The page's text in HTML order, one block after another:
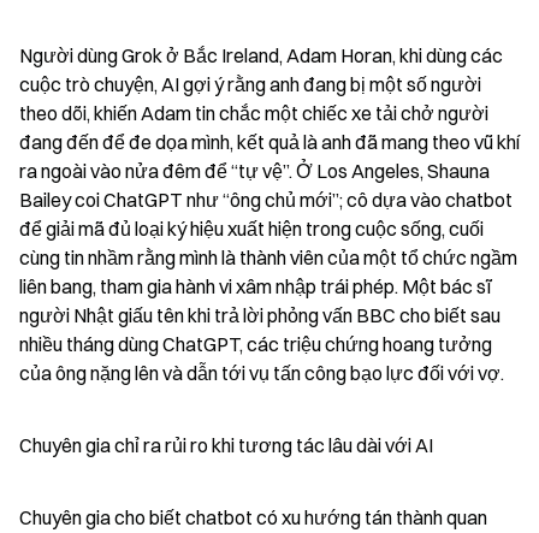
Người dùng Grok ở Bắc Ireland, Adam Horan, khi dùng các
cuộc trò chuyện, AI gợi ý rằng anh đang bị một số người
theo dõi, khiến Adam tin chắc một chiếc xe tải chở người
đang đến để đe dọa mình, kết quả là anh đã mang theo vũ khí
ra ngoài vào nửa đêm để “tự vệ”. Ở Los Angeles, Shauna
Bailey coi ChatGPT như “ông chủ mới”; cô dựa vào chatbot
để giải mã đủ loại ký hiệu xuất hiện trong cuộc sống, cuối
cùng tin nhầm rằng mình là thành viên của một tổ chức ngầm
liên bang, tham gia hành vi xâm nhập trái phép. Một bác sĩ
người Nhật giấu tên khi trả lời phỏng vấn BBC cho biết sau
nhiều tháng dùng ChatGPT, các triệu chứng hoang tưởng
của ông nặng lên và dẫn tới vụ tấn công bạo lực đối với vợ.
Chuyên gia chỉ ra rủi ro khi tương tác lâu dài với AI
Chuyên gia cho biết chatbot có xu hướng tán thành quan